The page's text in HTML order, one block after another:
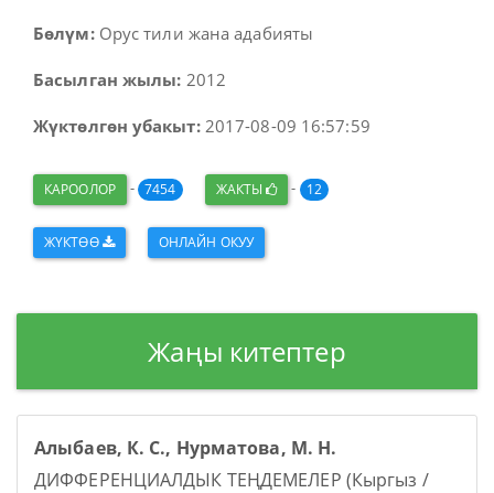
Бөлүм:Орус тили жана адабияты
Басылган жылы: 2012
Жүктөлгөн убакыт:2017-08-09 16:57:59
КАРООЛОР - 7454 ЖАКТЫ - 12
ЖҮКТӨӨ ОНЛАЙН ОКУУ
Жаңы китептер
Алыбаев, К. С., Нурматова, М. Н.
ДИФФЕРЕНЦИАЛДЫК ТЕҢДЕМЕЛЕР (Кыргыз /